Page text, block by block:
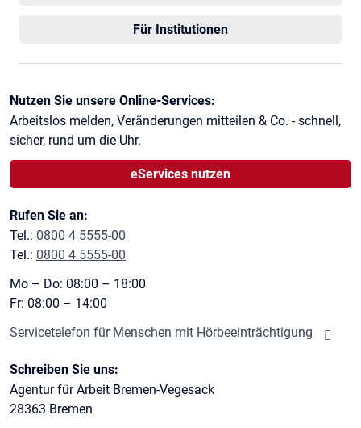
Für Institutionen
Kontaktinformationen
Nutzen Sie unsere Online-Services:
Arbeitslos melden, Veränderungen mitteilen & Co. - schnell,
sicher, rund um die Uhr.
eServices nutzen
Rufen Sie an:
Tel.: 0800 4 5555-00
Tel.: 0800 4 5555-00
Mo – Do: 08:00 – 18:00
Fr: 08:00 – 14:00
Servicetelefon für Menschen mit Hörbeeinträchtigung
Schreiben Sie uns:
Agentur für Arbeit Bremen-Vegesack
28363 Bremen